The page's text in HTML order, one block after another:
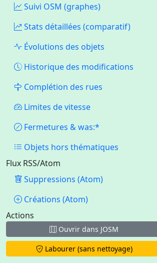
Suivi OSM (graphes)
Stats détaillées (comparatif)
Évolutions des objets
Historique des modifications
Complétion des rues
Limites de vitesse
Fermetures & was:*
Objets hors thématiques
Flux RSS/Atom
Suppressions (Atom)
Créations (Atom)
Actions
Ouvrir dans JOSM
Labourer (sans nettoyage)